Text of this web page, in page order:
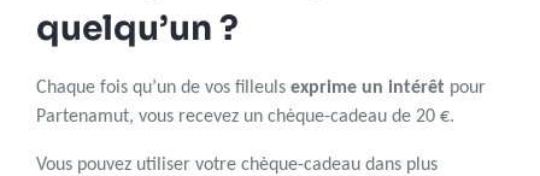
quelqu’un ?
Chaque fois qu’un de vos filleuls exprime un intérêt pour
Partenamut, vous recevez un chèque-cadeau de 20 €.
Vous pouvez utiliser votre chèque-cadeau dans plus